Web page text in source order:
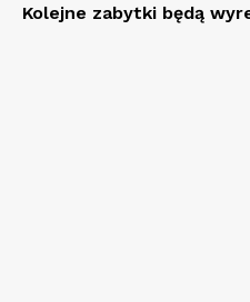
Kolejne zabytki będą